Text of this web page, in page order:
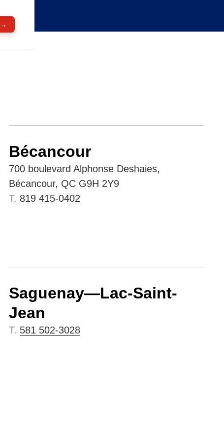
→
Bécancour
700 boulevard Alphonse Deshaies,
Bécancour, QC G9H 2Y9
T. 819 415-0402
Saguenay—Lac-Saint-
Jean
T. 581 502-3028